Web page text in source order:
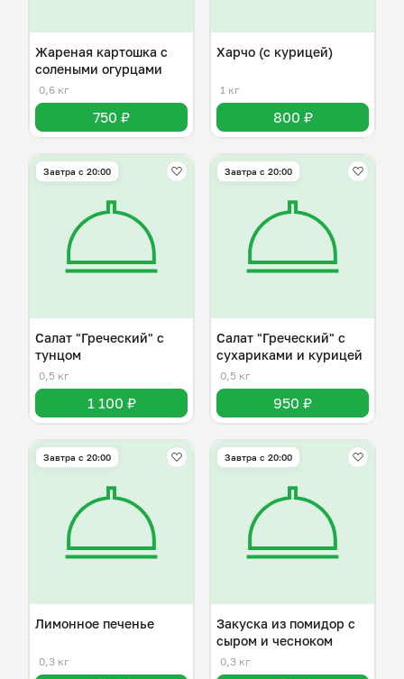
Жареная картошка с
солеными огурцами
0,6 кг
750 ₽
Харчо (с курицей)
1 кг
800 ₽
Завтра c 20:00
Салат "Греческий" с
тунцом
0,5 кг
1 100 ₽
Завтра c 20:00
Салат "Греческий" с
сухариками и курицей
0,5 кг
950 ₽
Завтра c 20:00
Лимонное печенье
0,3 кг
Завтра c 20:00
Закуска из помидор с
сыром и чесноком
0,3 кг